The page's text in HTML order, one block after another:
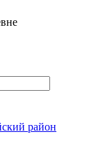
район